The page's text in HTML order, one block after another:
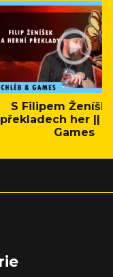
S Filipem
překladech her ||
Games